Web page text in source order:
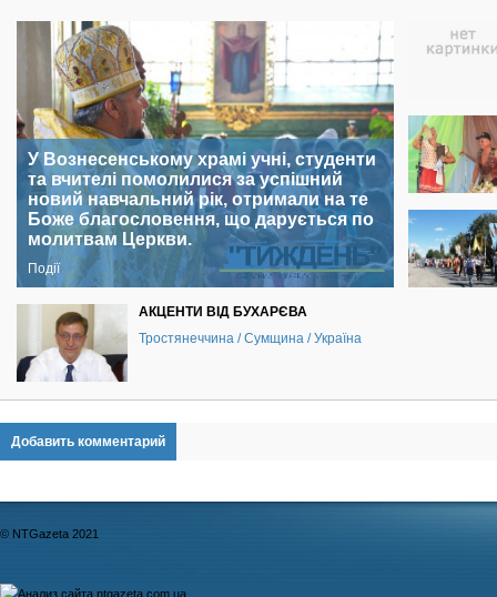
У Вознесенському храмі учні, студенти
та вчителі помолилися за успішний
новий навчальний рік, отримали на те
Боже благословення, що дарується по
молитвам Церкви.
Події
АКЦЕНТИ ВІД БУХАРЄВА
Тростянеччина / Сумщина / Україна
Добавить комментарий
© NTGazeta 2021